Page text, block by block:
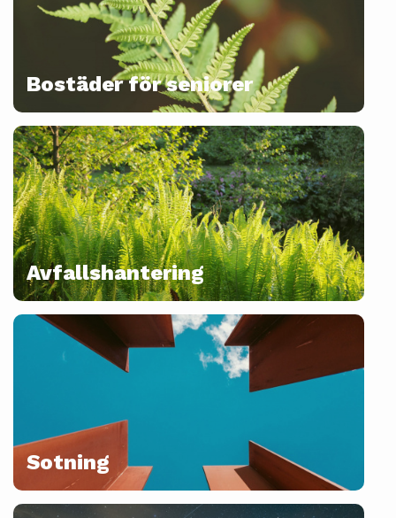
Bostäder för seniorer
Avfallshantering
Sotning